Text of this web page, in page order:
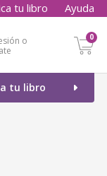
tu libro Ayuda
o
0
tu libro